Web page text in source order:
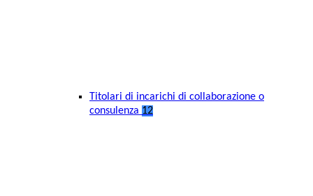
Titolari di incarichi di collaborazione o
consulenza 12